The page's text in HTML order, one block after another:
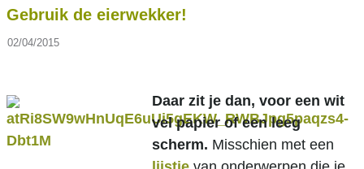
Gebruik de eierwekker!
02/04/2015
Daar zit je dan, voor een wit
vel papier of een leeg
scherm. Misschien met een